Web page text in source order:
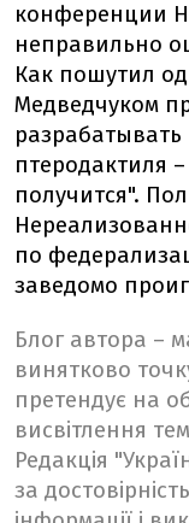
конференции
неправильно
Как пошутил
Медведчуком
разрабатывать
птеродактиля
получится".
по
заведомо
Блог автора –
винятково
претендує на
висвітлення
Редакція
за